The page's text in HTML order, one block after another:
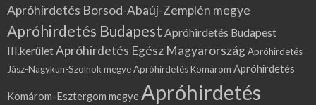
Apróhirdetés Borsod-Abaúj-Zemplén megye
Apróhirdetés Budapest Apróhirdetés Budapest
III.kerületApróhirdetés Egész MagyarországApróhirdetés
Jász-Nagykun-Szolnok megyeApróhirdetés Komárom Apróhirdetés
Komárom-Esztergom megye Apróhirdetés